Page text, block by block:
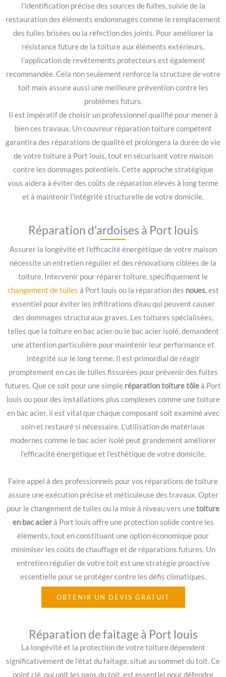
l’identification précise des sources de fuites, suivie de la
restauration des éléments endommagés comme le remplacement
des tuiles brisées ou la réfection des joints. Pour améliorer la
résistance future de la toiture aux éléments extérieurs,
l’application de revêtements protecteurs est également
recommandée. Cela non seulement renforce la structure de votre
toit mais assure aussi une meilleure prévention contre les
problèmes futurs.
Il est impératif de choisir un professionnel qualifié pour mener à
bien ces travaux. Un couvreur réparation toiture compétent
garantira des réparations de qualité et prolongera la durée de vie
de votre toiture à Port louis, tout en sécurisant votre maison
contre les dommages potentiels. Cette approche stratégique
vous aidera à éviter des coûts de réparation élevés à long terme
et à maintenir l’intégrité structurelle de votre domicile.
Réparation d'ardoises à Port louis
Assurer la longévité et l’efficacité énergétique de votre maison
nécessite un entretien régulier et des rénovations ciblées de la
toiture. Intervenir pour réparer toiture, spécifiquement le
changement de tuiles à Port louis ou la réparation des noues, est
essentiel pour éviter les infiltrations d’eau qui peuvent causer
des dommages structuraux graves. Les toitures spécialisées,
telles que la toiture en bac acier ou le bac acier isolé, demandent
une attention particulière pour maintenir leur performance et
intégrité sur le long terme. Il est primordial de réagir
promptement en cas de tuiles fissurées pour prévenir des fuites
futures. Que ce soit pour une simple réparation toiture tôleà Port
louis ou pour des installations plus complexes comme une toiture
en bac acier, il est vital que chaque composant soit examiné avec
soin et restauré si nécessaire. L’utilisation de matériaux
modernes comme le bac acier isolé peut grandement améliorer
l’efficacité énergétique et l’esthétique de votre domicile.
Faire appel à des professionnels pour vos réparations de toiture
assure une exécution précise et méticuleuse des travaux. Opter
pour le changement de tuiles ou la mise à niveau vers unetoiture
en bac acierà Port louis offre une protection solide contre les
éléments, tout en constituant une option économique pour
minimiser les coûts de chauffage et de réparations futures. Un
entretien régulier de votre toit est une stratégie proactive
essentielle pour se protéger contre les défis climatiques.
OBTENIR UN DEVIS GRATUIT
Réparation de faitage à Port louis
La longévité et la protection de votre toiture dépendent
significativement de l’état du faitage, situé au sommet du toit. Ce
point clé, qui unit les pans du toit, est essentiel pour défendre